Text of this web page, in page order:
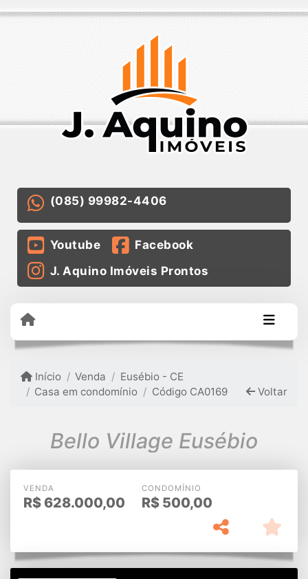
(085) 99982-4406
Youtube
Facebook
J. Aquino Imóveis Prontos
Início Venda
Eusébio - CE
Casa em condomínio
Código CA0169 Voltar
Bello Village Eusébio
VENDA
R$ 628.000,00
CONDOMÍNIO
R$ 500,00